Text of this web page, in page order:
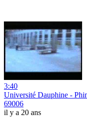
3:40
Université Dauphine -
69006
il y a 20 ans